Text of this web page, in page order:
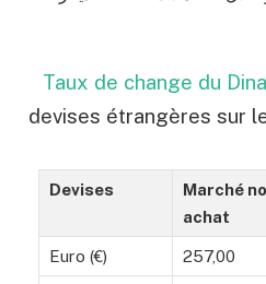
Taux de change du
devises étrangères sur
Devises
Marché
achat
Euro (€) 257,00